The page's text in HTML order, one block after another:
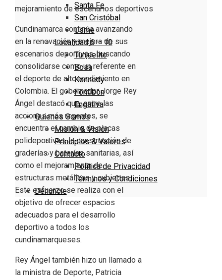
Santa Fe
San Cristóbal
Usme
Localidad 6 – 10
Tunjuelito
Bosa
Kennedy
Fontibón
Engativa
Quienes Somos
Misión & Visión
Principios & Valores
Contacto
Política de Privacidad
Términos y Condiciones
Denuncie
Cundinamarca continúa avanzando
en la renovación y mejora de sus
escenarios deportivos, buscando
consolidarse como un referente en
el deporte de alto rendimiento en
Colombia. El gobernador Jorge Rey
Ángel destacó que, entre las
acciones más urgentes, se
encuentra el cambio de placas
polideportivas, la construcción de
graderías y baterías sanitarias, así
como el mejoramiento de
estructuras metálicas y cubiertas.
Este esfuerzo se realiza con el
objetivo de ofrecer espacios
adecuados para el desarrollo
deportivo a todos los
cundinamarqueses.
Rey Ángel también hizo un llamado a
la ministra de Deporte, Patricia